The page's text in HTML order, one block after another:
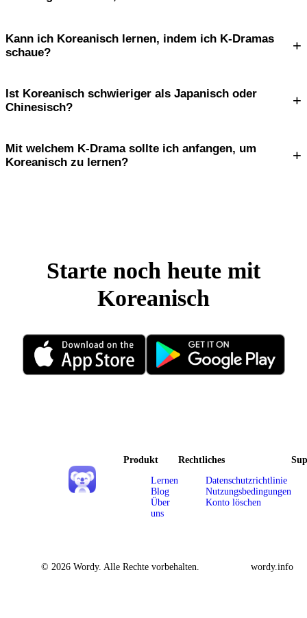
Kann ich Koreanisch lernen, indem ich K-Dramas
schaue?
+
Ist Koreanisch schwieriger als Japanisch oder
Chinesisch?
+
Mit welchem K-Drama sollte ich anfangen, um
Koreanisch zu lernen?
+
Starte noch heute mit
Koreanisch
Produkt
Lernen
Blog
Über
uns
Rechtliches
Datenschutzrichtlinie
Nutzungsbedingungen
Konto löschen
© 2026 Wordy. Alle Rechte vorbehalten. wordy.info